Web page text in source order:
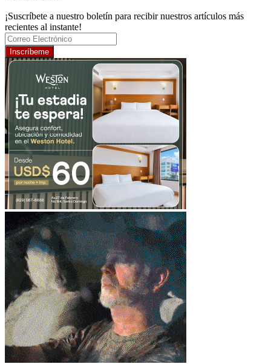
¡Suscríbete a nuestro boletín para recibir nuestros artículos más
recientes al instante!
Inscríbeme